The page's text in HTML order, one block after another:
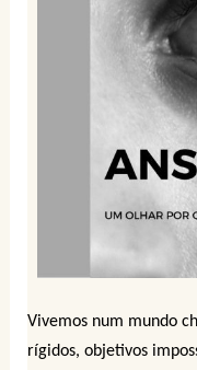
Vivemos num mundo
rígidos, objetivos